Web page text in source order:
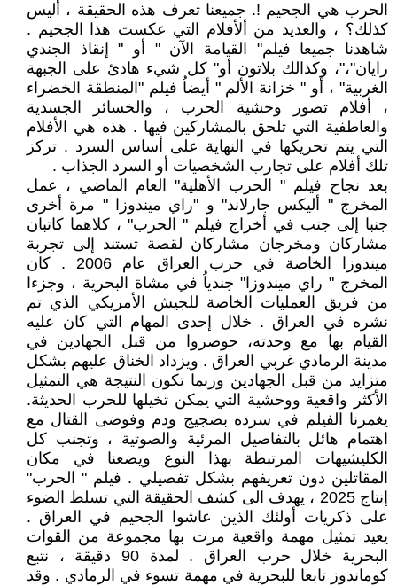
الحرب هي الجحيم !. جميعنا تعرف هذه الحقيقة ، أليس
كذلك؟ ، والعديد من ألأفلام التي عكست هذا الجحيم .
شاهدنا جميعا فيلم" القيامة الآن " أو " ‏‏إنقاذ الجندي
رايان"،"، وكذالك بلاتون أو" كل شيء هادئ على الجبهة
الغربية" ، أو " خزانة الألم " أيضاُ فيلم "المنطقة الخضراء
، ‏‏أفلام تصور وحشية الحرب ، والخسائر الجسدية
والعاطفية التي تلحق بالمشاركين فيها . هذه هي الأفلام
التي يتم تحريكها في النهاية على أساس السرد . تركز
تلك أفلام على تجارب الشخصيات أو السرد الجذاب .
بعد نجاح فيلم " الحرب الأهلية" العام الماضي ، عمل
المخرج " أليكس جارلاند" و "راي ميندوزا " مرة أخرى
جنبا إلى جنب في أخراج فيلم " الحرب" ، كلاهما كاتبان
مشاركان ومخرجان مشاركان لقصة تستند إلى تجربة
ميندوزا الخاصة في حرب العراق عام 2006 . كان
المخرج " راي ميندوزا" جندياُ في مشاة البحرية ، وجزءا
من فريق العمليات الخاصة للجيش الأمريكي الذي تم
نشره في العراق . خلال إحدى المهام التي كان عليه
القيام بها مع وحدته، حوصروا من قبل الجهادين في
مدينة الرمادي غربي العراق . ويزداد الخناق عليهم بشكل
متزايد من قبل الجهادين وربما تكون النتيجة هي التمثيل
الأكثر واقعية ووحشية التي يمكن تخيلها للحرب الحديثة.
يغمرنا الفيلم في سرده بضجيج ودم وفوضى القتال مع
اهتمام هائل بالتفاصيل المرئية والصوتية ، وتجنب كل
الكليشيهات المرتبطة بهذا النوع ويضعنا في مكان
المقاتلين دون تعريفهم بشكل تفصيلي . فيلم " الحرب"
إنتاج 2025 ، يهدف الى كشف الحقيقة التي تسلط الضوء
على ذكريات أولئك الذين عاشوا الجحيم في العراق .‏
يعيد تمثيل مهمة واقعية مرت بها مجموعة من القوات
البحرية خلال حرب العراق . لمدة 90 دقيقة ، نتبع
كوماندوز تابعا للبحرية في مهمة تسوء في الرمادي . وقد